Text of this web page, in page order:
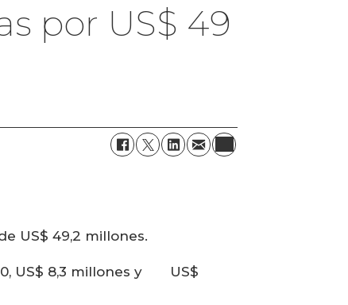
por US$ 49
US$ 49,2 millones.
US$ 8,3 millones y US$